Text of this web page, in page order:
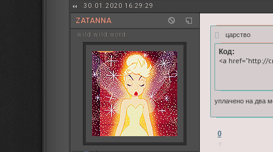
30.01.2020 16:29:29
ZATANNA
wild wild word царство
Код:
<a href="http://
уплачено на два
0